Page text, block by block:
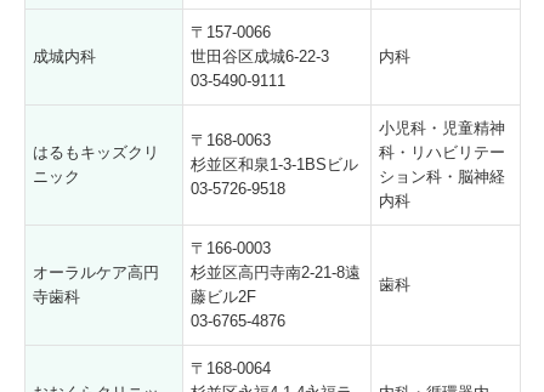
成城内科
〒157-0066
世田谷区成城6-22-3
03-5490-9111
内科
はるもキッズクリ
ニック
〒168-0063
杉並区和泉1-3-1BSビル
03-5726-9518
小児科・児童精神
科・リハビリテー
ション科・脳神経
内科
オーラルケア高円
寺歯科
〒166-0003
杉並区高円寺南2-21-8遠
藤ビル2F
03-6765-4876
歯科
〒168-0064